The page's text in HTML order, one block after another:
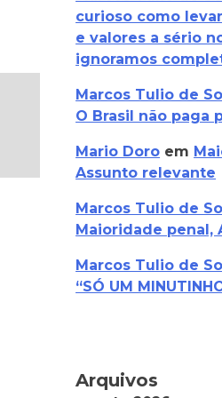
curioso como
e valores a sério
ignoramos
Marcos Tulio de
O Brasil não paga
Mario Doro em
Assunto relevante
Marcos Tulio de
Maioridade penal,
Marcos Tulio de
“SÓ UM
Arquivos